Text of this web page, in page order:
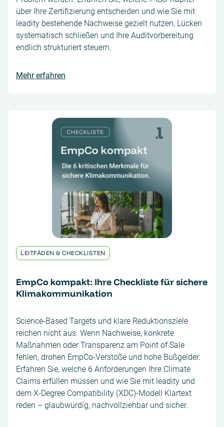
über Ihre Zertifizierung entscheiden und wie Sie mit
leadity bestehende Nachweise gezielt nutzen, Lücken
systematisch schließen und Ihre Auditvorbereitung
endlich strukturiert steuern.
Mehr erfahren
LEITFÄDEN & CHECKLISTEN
EmpCo kompakt: Ihre Checkliste für sichere
Klimakommunikation
Science-Based Targets und klare Reduktionsziele
reichen nicht aus. Wenn Nachweise, konkrete
Maßnahmen oder Transparenz am Point of Sale
fehlen, drohen EmpCo-Verstöße und hohe Bußgelder.
Erfahren Sie, welche 6 Anforderungen Ihre Climate
Claims erfüllen müssen und wie Sie mit leadity und
dem X-Degree Compatibility (XDC)-Modell Klartext
reden – glaubwürdig, nachvollziehbar und sicher.